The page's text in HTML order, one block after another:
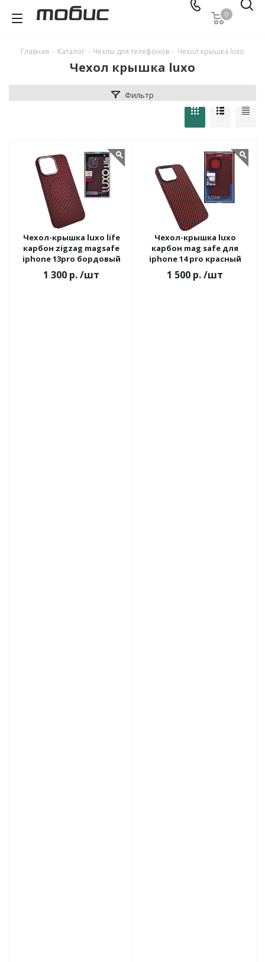
0
Главная - Каталог - Чехлы для телефонов - Чехол крышка luxo
Чехол крышка luxo
Фильтр
Чехол-крышка luxo life
карбон zigzag magsafe
iphone 13pro бордовый
1 300 р./шт
Чехол-крышка luxo
карбон mag safe для
iphone 14 pro красный
1 500 р./шт